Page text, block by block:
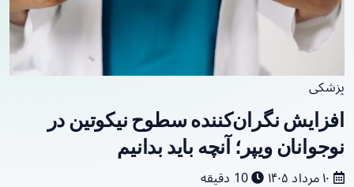
پزشکی
افزایش نگران‌کننده سطوح نیکوتین در
نوجوانان ویپر؛ آنچه باید بدانیم
10 دقیقه